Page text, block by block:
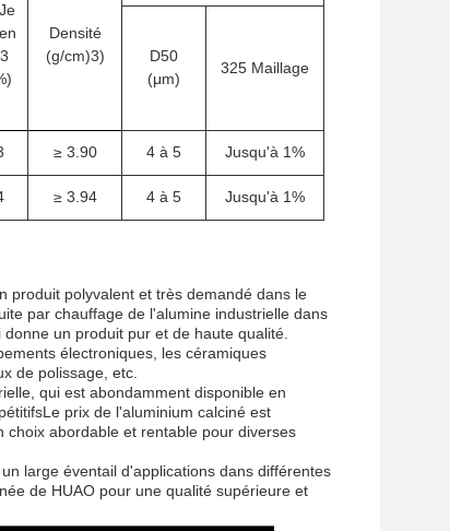
Je
3
Densité
(g/cm)3)
D50
(μm)
325 Maillage
≥ 3.90 4 à 5 Jusqu'à 1%
≥ 3.94 4 à 5 Jusqu'à 1%
produit polyvalent et très demandé dans le
par chauffage de l'alumine industrielle dans
un produit pur et de haute qualité.
électroniques, les céramiques
de polissage, etc.
qui est abondamment disponible en
prix de l'aluminium calciné est
abordable et rentable pour diverses
large éventail d'applications dans différentes
de HUAO pour une qualité supérieure et